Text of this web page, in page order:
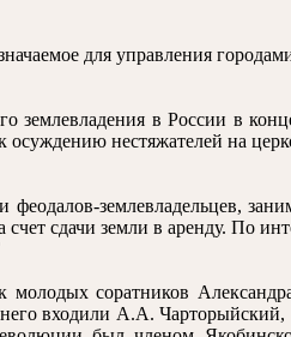
для управления
землевладения в России в
осуждению нестяжателей на
феодалов-землевладельцев,
счет сдачи земли в аренду. По
молодых соратников
него входили А.А.